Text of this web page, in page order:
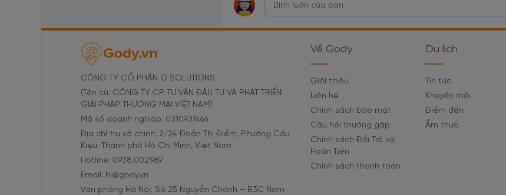
CÔNG TY CỔ PHẦN G SOLUTIONS
(Tên cũ: CÔNG TY CP TƯ VẤN ĐẦU TƯ VÀ PHÁT TRIỂN
GIẢI PHÁP THƯƠNG MẠI VIỆT NAM)
Mã số doanh nghiệp: 0310931464
Địa chỉ trụ sở chính: 2/24 Đoàn Thị Điểm, Phường Cầu
Kiệu, Thành phố Hồ Chí Minh, Việt Nam
Hotline: 0938.002.969
Email: hi@gody.vn
Văn phòng Hà Nội: Số 25 Nguyễn Chánh – B3C Nam
Về Gody
Giới thiệu
Liên hệ
Chính sách bảo mật
Câu hỏi thường gặp
Chính sách Đổi Trả và
Hoàn Tiền
Chính sách thanh toán
Du lịch
Tin tức
Khuyến mãi
Điểm đến
Ẩm thực